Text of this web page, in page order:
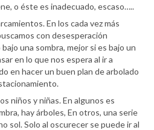
o éste es inadecuado, escaso…..
En los cada vez más
con desesperación
una sombra, mejor si es bajo un
en lo que nos espera al ir a
en hacer un buen plan de arbolado
niños y niñas. En algunos es
hay árboles, En otros, una serie
sol. Solo al oscurecer se puede ir al